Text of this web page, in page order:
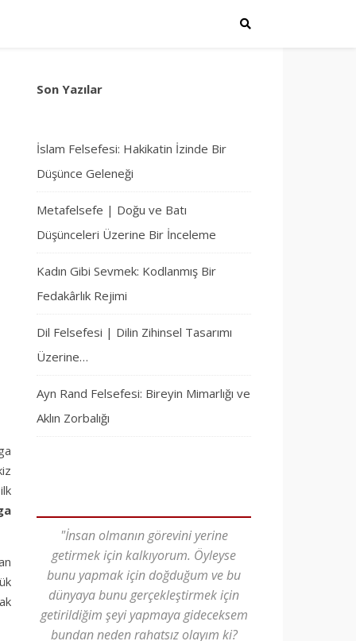
Son Yazılar
İslam Felsefesi: Hakikatin İzinde Bir
Düşünce Geleneği
Metafelsefe | Doğu ve Batı
Düşünceleri Üzerine Bir İnceleme
Kadın Gibi Sevmek: Kodlanmış Bir
Fedakârlık Rejimi
Dil Felsefesi | Dilin Zihinsel Tasarımı
Üzerine…
Ayn Rand Felsefesi: Bireyin Mimarlığı ve
Aklın Zorbalığı
"İnsan olmanın görevini yerine
getirmek için kalkıyorum. Öyleyse
bunu yapmak için doğduğum ve bu
dünyaya bunu gerçekleştirmek için
getirildiğim şeyi yapmaya gideceksem
bundan neden rahatsız olayım ki?